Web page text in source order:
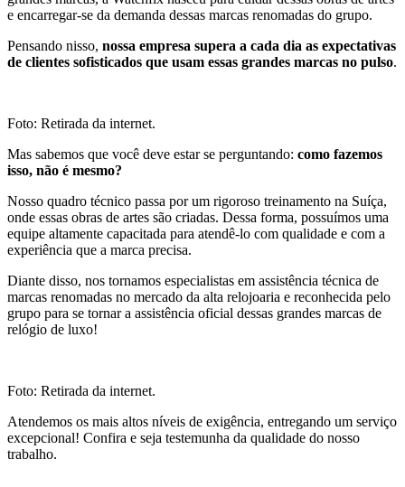
e encarregar-se da demanda dessas marcas renomadas do grupo.
Pensando nisso, nossa empresa supera a cada dia as expectativas
de clientes sofisticados que usam essas grandes marcas no pulso.
Foto: Retirada da internet.
Mas sabemos que você deve estar se perguntando: como fazemos
isso, não é mesmo?
Nosso quadro técnico passa por um rigoroso treinamento na Suíça,
onde essas obras de artes são criadas. Dessa forma, possuímos uma
equipe altamente capacitada para atendê-lo com qualidade e com a
experiência que a marca precisa.
Diante disso, nos tornamos especialistas em assistência técnica de
marcas renomadas no mercado da alta relojoaria e reconhecida pelo
grupo para se tornar a assistência oficial dessas grandes marcas de
relógio de luxo!
Foto: Retirada da internet.
Atendemos os mais altos níveis de exigência, entregando um serviço
excepcional! Confira e seja testemunha da qualidade do nosso
trabalho.